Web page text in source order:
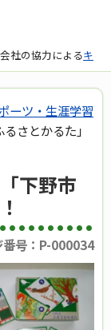
社の協力によるキ
ーツ・生涯学習
さとかるた」
下野市
番号：P-000034